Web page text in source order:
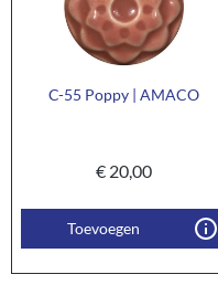
C-55 Poppy | AMACO
€20,00
Toevoegen